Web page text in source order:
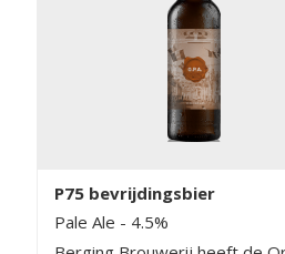
P75 bevrijdingsbier
Pale Ale - 4.5%